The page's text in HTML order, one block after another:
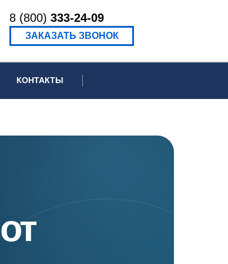
8 (800) 333-24-09
ЗАКАЗАТЬ ЗВОНОК
КОНТАКТЫ